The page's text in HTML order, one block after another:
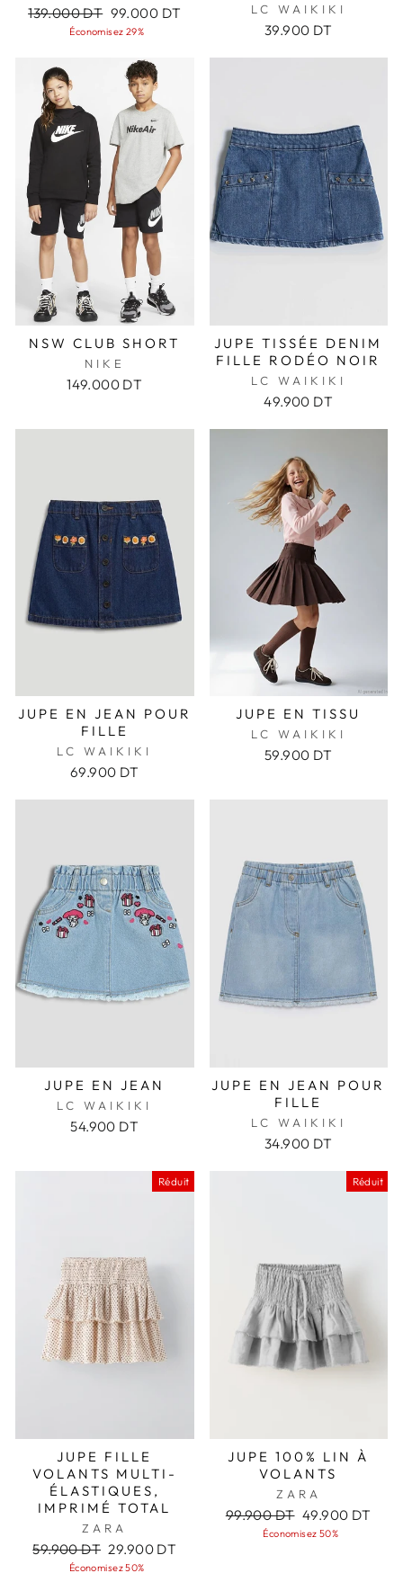
Prix
régulier
139.000 DT Prix
réduit
99.000 DT
Économisez 29%
LC WAIKIKI
39.900 DT
NSW CLUB SHORT
NIKE
149.000 DT
JUPE TISSÉE DENIM
FILLE RODÉO NOIR
LC WAIKIKI
49.900 DT
JUPE EN JEAN POUR
FILLE
LC WAIKIKI
69.900 DT
JUPE EN TISSU
LC WAIKIKI
59.900 DT
JUPE EN JEAN
LC WAIKIKI
54.900 DT
JUPE EN JEAN POUR
FILLE
LC WAIKIKI
34.900 DT
Réduit
JUPE FILLE
VOLANTS MULTI-
ÉLASTIQUES,
IMPRIMÉ TOTAL
ZARA
Prix
régulier
59.900 DT Prix
réduit
29.900 DT
Économisez 50%
Réduit
JUPE 100% LIN À
VOLANTS
ZARA
Prix
régulier
99.900 DT Prix
réduit
49.900 DT
Économisez 50%